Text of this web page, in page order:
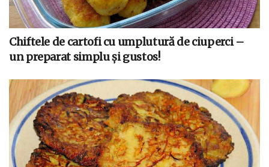
Chiftele de cartofi cu umplutură de ciuperci –
un preparat simplu și gustos!